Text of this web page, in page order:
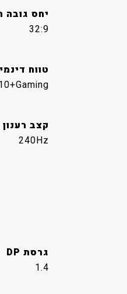
יחס גובה
32:9
טווח
קצב רענון
240Hz
גרסת DP
1.4